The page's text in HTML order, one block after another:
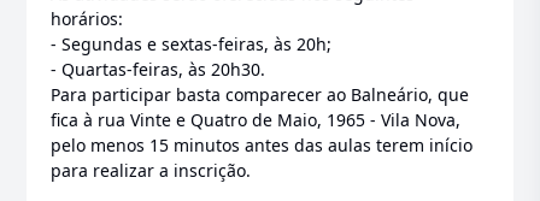
horários:
- Segundas e sextas-feiras, às 20h;
- Quartas-feiras, às 20h30.
Para participar basta comparecer ao Balneário, que
fica à rua Vinte e Quatro de Maio, 1965 - Vila Nova,
pelo menos 15 minutos antes das aulas terem início
para realizar a inscrição.